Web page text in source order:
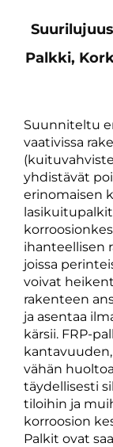
Palkki,
Suunniteltu
vaativissa
yhdistävät
erinomaisen
ihanteellisen
joissa
voivat
rakenteen
ja asentaa
kärsii. FRP-
vähän
täydellisesti
tiloihin ja
korroosion
Palkit ovat